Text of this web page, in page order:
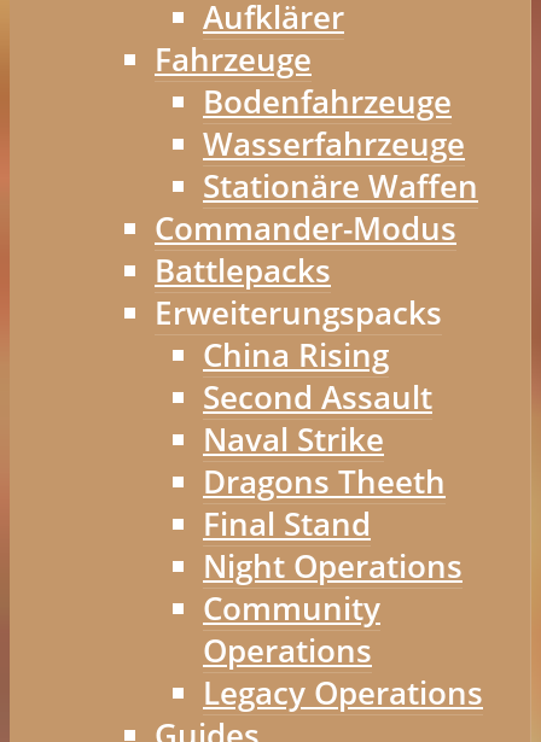
Aufklärer
Fahrzeuge
Bodenfahrzeuge
Wasserfahrzeuge
Stationäre Waffen
Commander-Modus
Battlepacks
Erweiterungspacks
China Rising
Second Assault
Naval Strike
Dragons Theeth
Final Stand
Night Operations
Community
Operations
Legacy Operations